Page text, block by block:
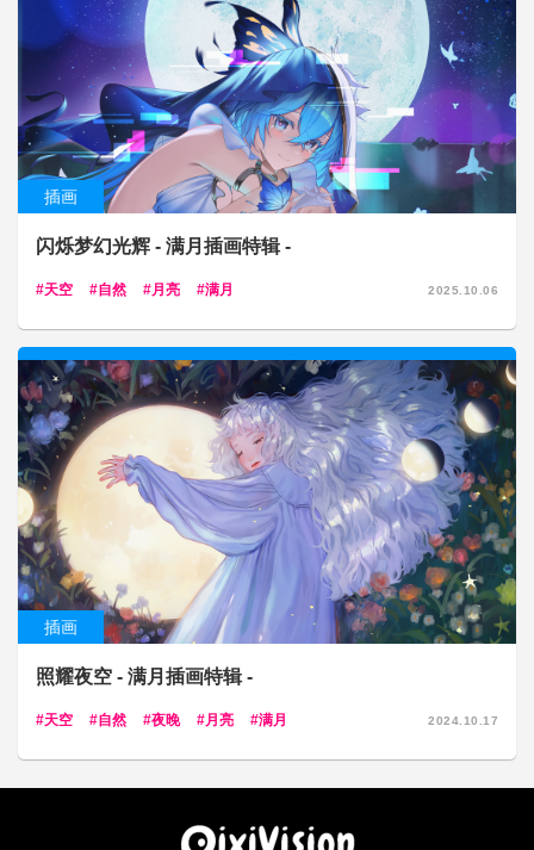
插画
闪烁梦幻光辉 - 满月插画特辑 -
天空 自然 月亮 满月 2025.10.06
插画
照耀夜空 - 满月插画特辑 -
天空 自然 夜晚 月亮 满月 2024.10.17